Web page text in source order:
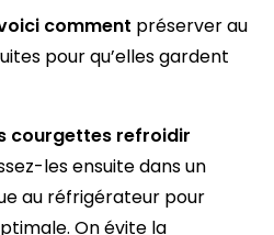
comment préserver au
pour qu’elles gardent
courgettes refroidir
les ensuite dans un
au réfrigérateur pour
On évite la